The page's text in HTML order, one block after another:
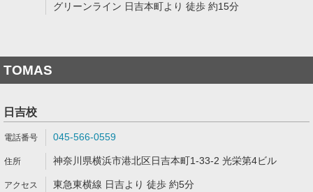
グリーンライン 日吉本町より 徒歩 約15分
TOMAS
日吉校
045-566-0559
神奈川県横浜市港北区日吉本町1-33-2 光栄第4ビル
東急東横線 日吉より 徒歩 約5分